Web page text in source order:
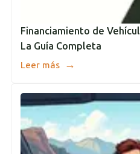
Financiamiento de
La Guía Completa
Leer más →